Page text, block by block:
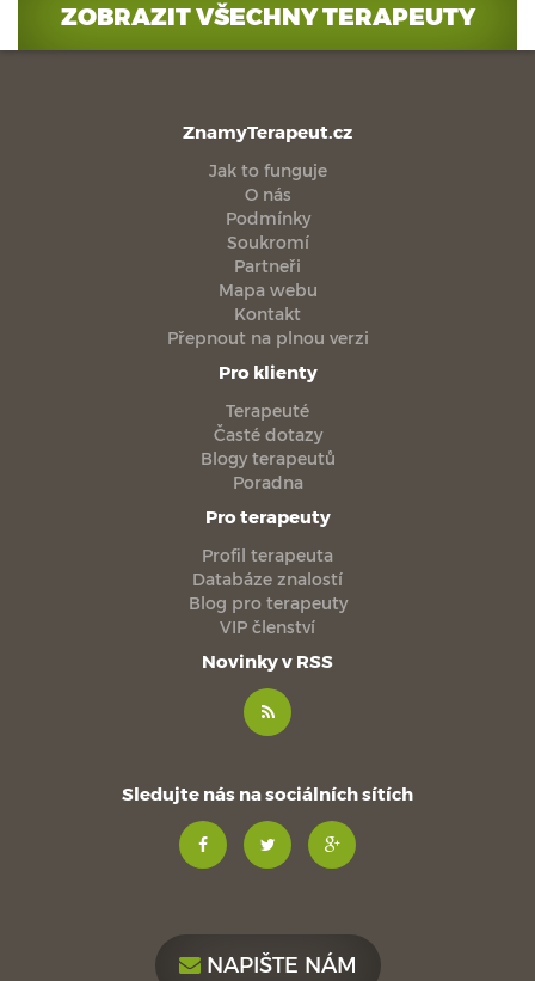
ZOBRAZIT VŠECHNY TERAPEUTY
ZnamyTerapeut.cz
Jak to funguje
O nás
Podmínky
Soukromí
Partneři
Mapa webu
Kontakt
Přepnout na plnou verzi
Pro klienty
Terapeuté
Časté dotazy
Blogy terapeutů
Poradna
Pro terapeuty
Profil terapeuta
Databáze znalostí
Blog pro terapeuty
VIP členství
Novinky v RSS
Sledujte nás na sociálních sítích
NAPIŠTE NÁM